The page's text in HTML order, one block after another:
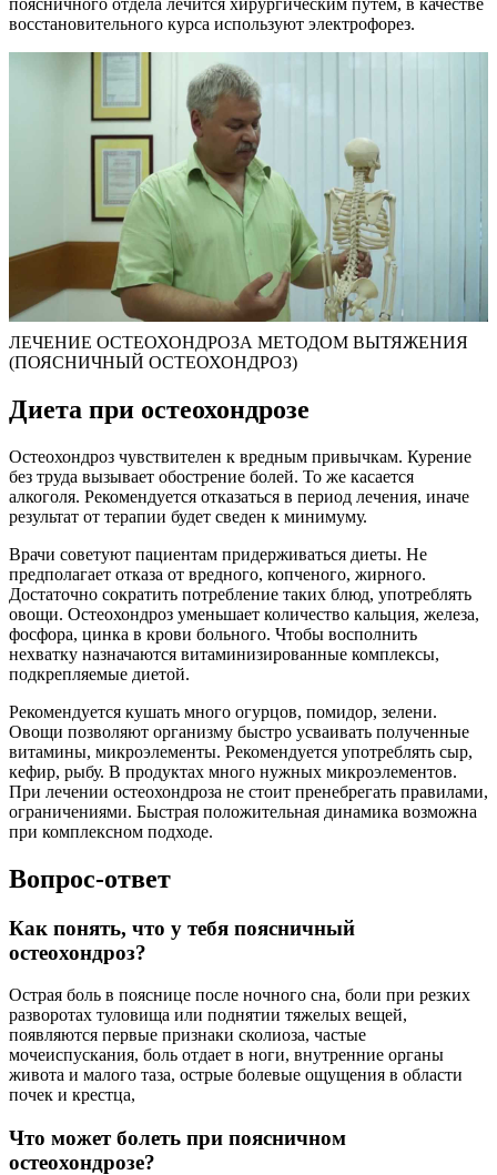
восстановительного курса используют электрофорез.
ЛЕЧЕНИЕ ОСТЕОХОНДРОЗА МЕТОДОМ ВЫТЯЖЕНИЯ
(ПОЯСНИЧНЫЙ ОСТЕОХОНДРОЗ)
Диета при остеохондрозе
Остеохондроз чувствителен к вредным привычкам. Курение
без труда вызывает обострение болей. То же касается
алкоголя. Рекомендуется отказаться в период лечения, иначе
результат от терапии будет сведен к минимуму.
Врачи советуют пациентам придерживаться диеты. Не
предполагает отказа от вредного, копченого, жирного.
Достаточно сократить потребление таких блюд, употреблять
овощи. Остеохондроз уменьшает количество кальция, железа,
фосфора, цинка в крови больного. Чтобы восполнить
нехватку назначаются витаминизированные комплексы,
подкрепляемые диетой.
Рекомендуется кушать много огурцов, помидор, зелени.
Овощи позволяют организму быстро усваивать полученные
витамины, микроэлементы. Рекомендуется употреблять сыр,
кефир, рыбу. В продуктах много нужных микроэлементов.
При лечении остеохондроза не стоит пренебрегать правилами,
ограничениями. Быстрая положительная динамика возможна
при комплексном подходе.
Вопрос-ответ
Как понять, что у тебя поясничный
остеохондроз?
Острая боль в пояснице после ночного сна, боли при резких
разворотах туловища или поднятии тяжелых вещей,
появляются первые признаки сколиоза, частые
мочеиспускания, боль отдает в ноги, внутренние органы
живота и малого таза, острые болевые ощущения в области
почек и крестца,
Что может болеть при поясничном
остеохондрозе?